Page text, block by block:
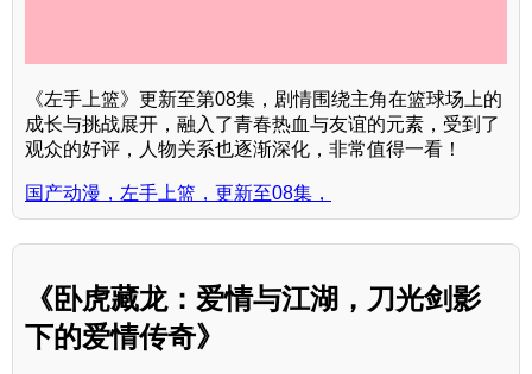
《左手上篮》更新至第08集，剧情围绕主角在篮球场上的
成长与挑战展开，融入了青春热血与友谊的元素，受到了
观众的好评，人物关系也逐渐深化，非常值得一看！
国产动漫，左手上篮，更新至08集，
《卧虎藏龙：爱情与江湖，刀光剑影
下的爱情传奇》